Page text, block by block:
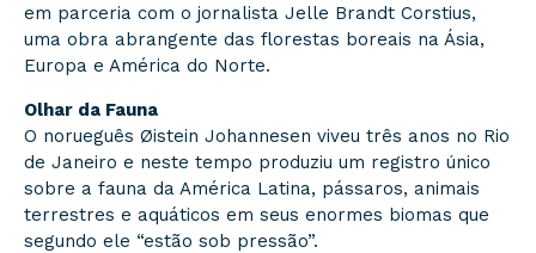
em parceria com o jornalista Jelle Brandt Corstius,
uma obra abrangente das florestas boreais na Ásia,
Europa e América do Norte.
Olhar da Fauna
O norueguês Øistein Johannesen viveu três anos no Rio
de Janeiro e neste tempo produziu um registro único
sobre a fauna da América Latina, pássaros, animais
terrestres e aquáticos em seus enormes biomas que
segundo ele “estão sob pressão”.